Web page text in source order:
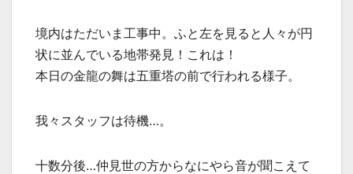
境内はただいま工事中。ふと左を見ると人々が円
状に並んでいる地帯発見！これは！
本日の金龍の舞は五重塔の前で行われる様子。
我々スタッフは待機…。
十数分後…仲見世の方からなにやら音が聞こえて